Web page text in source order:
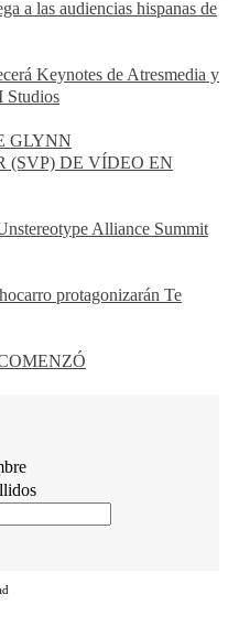
a las audiencias hispanas de
Keynotes de Atresmedia y
Studios
GLYNN
(SVP) DE VÍDEO EN
Alliance Summit
protagonizarán Te